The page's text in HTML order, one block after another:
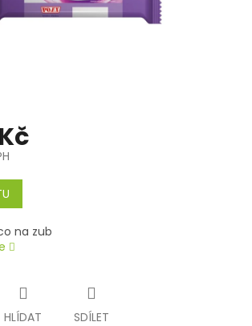
HLÍDAT SDÍLET